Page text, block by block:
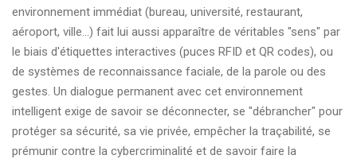
environnement immédiat (bureau, université, restaurant,
aéroport, ville...) fait lui aussi apparaître de véritables "sens" par
le biais d'étiquettes interactives (puces RFID et QR codes), ou
de systèmes de reconnaissance faciale, de la parole ou des
gestes. Un dialogue permanent avec cet environnement
intelligent exige de savoir se déconnecter, se "débrancher" pour
protéger sa sécurité, sa vie privée, empêcher la traçabilité, se
prémunir contre la cybercriminalité et de savoir faire la